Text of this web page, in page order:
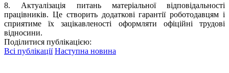
8.
Актуалізація питань матеріальної відповідальності
працівників. Це створить додаткові гарантії роботодавцям і
сприятиме їх зацікавленості оформляти офіційні трудові
відносини.
Поділитися публікацією:
Всі публікації Наступна новина